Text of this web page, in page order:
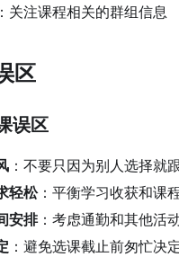
：关注课程相关的群组信息
区
误区
：不要只因为别人选择就
轻松：平衡学习收获和课
安排：考虑通勤和其他活
：避免选课截止前匆忙决